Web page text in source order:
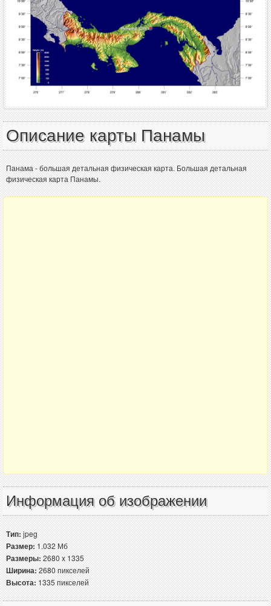
Описание карты Панамы
Панама - большая детальная физическая карта. Большая детальная
физическая карта Панамы.
Информация об изображении
Тип:jpeg
Размер:1.032 Мб
Размеры:2680 x 1335
Ширина:2680 пикселей
Высота:1335 пикселей